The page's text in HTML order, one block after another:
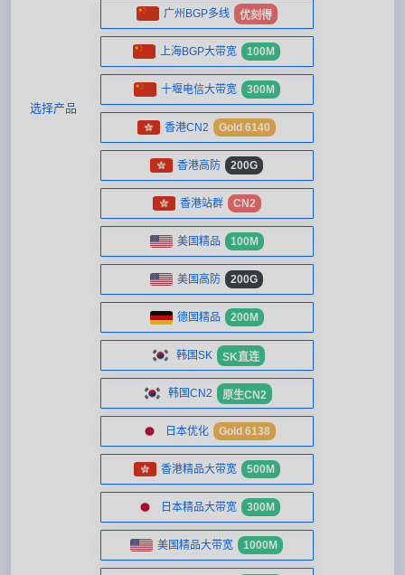
选择产品
广州BGP多线 优刻得
上海BGP大带宽 100M
十堰电信大带宽 300M
香港CN2 Gold 6140
香港高防 200G
香港站群 CN2
美国精品 100M
美国高防 200G
德国精品 200M
韩国SK SK直连
韩国CN2 原生CN2
日本优化 Gold 6138
香港精品大带宽 500M
日本精品大带宽 300M
美国精品大带宽 1000M